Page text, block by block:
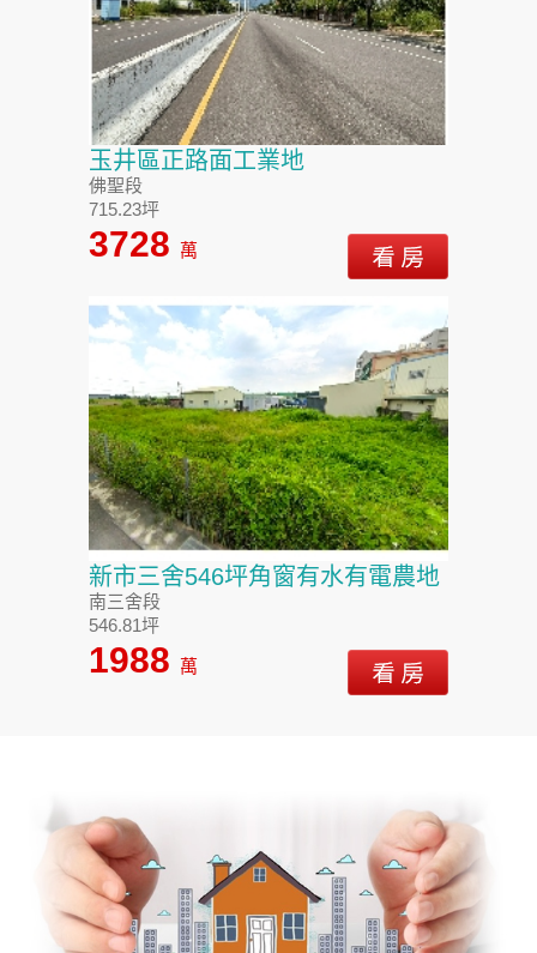
玉井區正路面工業地
佛聖段
715.23坪
3728 萬
新市三舍546坪角窗有水有電農地
南三舍段
546.81坪
1988 萬